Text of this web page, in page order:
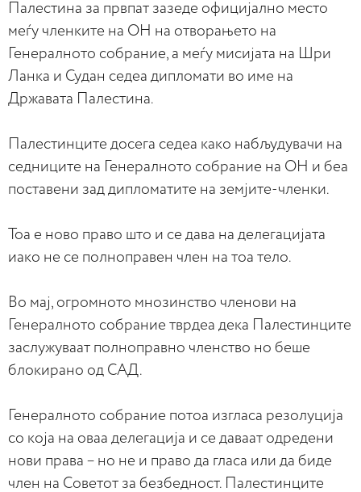
Палестина за првпат зазеде официјално место
меѓу членките на ОН на отворањето на
Генералното собрание, а меѓу мисијата на Шри
Ланка и Судан седеа дипломати во име на
Државата Палестина.
Палестинците досега седеа како набљудувачи на
седниците на Генералното собрание на ОН и беа
поставени зад дипломатите на земјите-членки.
Тоа е ново право што и се дава на делегацијата
иако не се полноправен член на тоа тело.
Во мај, огромното мнозинство членови на
Генералното собрание тврдеа дека Палестинците
заслужуваат полноправно членство но беше
блокирано од САД.
Генералното собрание потоа изгласа резолуција
со која на оваа делегација и се даваат одредени
нови права – но не и право да гласа или да биде
член на Советот за безбедност. Палестинците